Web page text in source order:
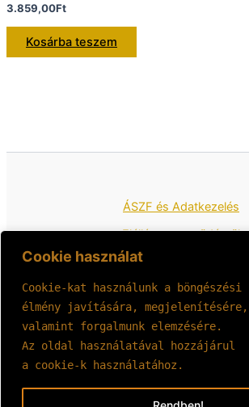
Cookie használat
Cookie-kat használunk a böngészési
élmény javítására, megjelenítésére,
valamint forgalmunk elemzésére.
Az oldal használatával hozzájárul
a cookie-k használatához.
3.859,00Ft
Kosárba teszem
ÁSZF és Adatkezelés
Elállás a szerződéstől
Copyright © 2026 Ékszíjkirály